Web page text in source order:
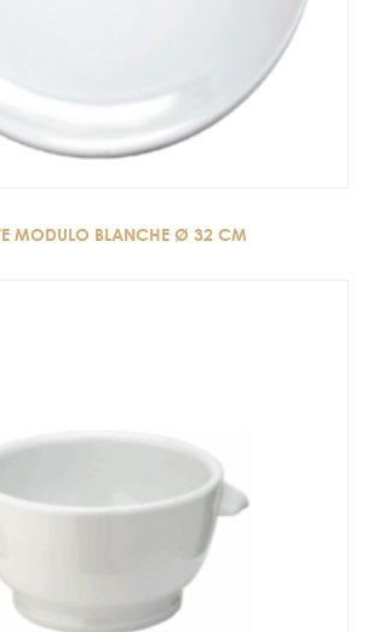
MODULO BLANCHE Ø 32 CM